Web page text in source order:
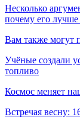
Несколько
почему его лучше
Вам также могут
Учёные создали
топливо
Космос меняет
Встречая весну: